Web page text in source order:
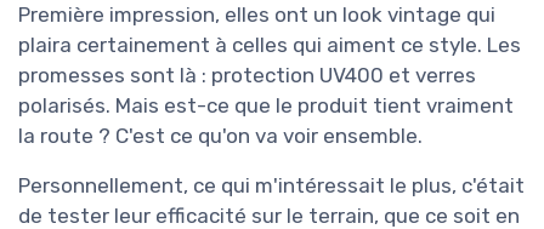
Première impression, elles ont un look vintage qui
plaira certainement à celles qui aiment ce style. Les
promesses sont là : protection UV400 et verres
polarisés. Mais est-ce que le produit tient vraiment
la route ? C'est ce qu'on va voir ensemble.
Personnellement, ce qui m'intéressait le plus, c'était
de tester leur efficacité sur le terrain, que ce soit en